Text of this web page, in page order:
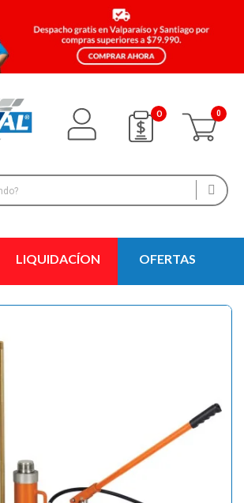
0
LIQUIDACÍON OFERTAS